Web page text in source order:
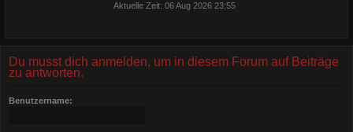
Aktuelle Zeit: 06 Aug 2026 23:55
Du musst dich anmelden, um in diesem Forum auf Beiträge
zu antworten.
Benutzername: